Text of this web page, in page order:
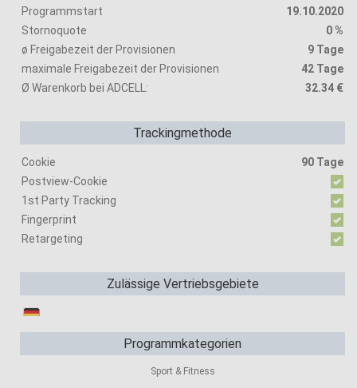
Programmstart
19.10.2020
Stornoquote
0 %
ø Freigabezeit der Provisionen
9 Tage
maximale Freigabezeit der Provisionen
42 Tage
Ø Warenkorb bei ADCELL:
32.34 €
Trackingmethode
Cookie
90 Tage
Postview-Cookie
1st Party Tracking
Fingerprint
Retargeting
Zulässige Vertriebsgebiete
Programmkategorien
Sport & Fitness